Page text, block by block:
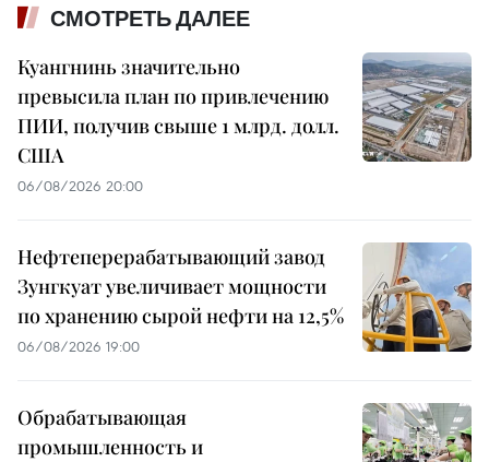
СМОТРЕТЬ ДАЛЕЕ
Куангнинь значительно
превысила план по привлечению
ПИИ, получив свыше 1 млрд. долл.
США
06/08/2026 20:00
Нефтеперерабатывающий завод
Зунгкуат увеличивает мощности
по хранению сырой нефти на 12,5%
06/08/2026 19:00
Обрабатывающая
промышленность и